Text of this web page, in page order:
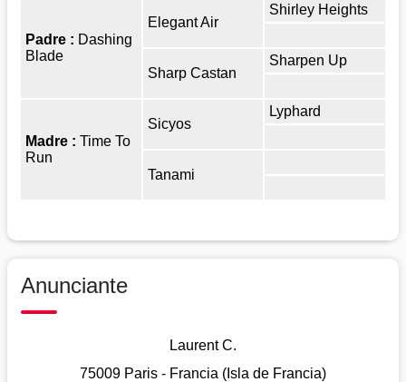
Padre : Dashing
Blade
Elegant Air
Shirley Heights
Sharp Castan
Sharpen Up
Madre : Time To
Run
Sicyos
Lyphard
Tanami
Anunciante
Laurent C.
75009 Paris - Francia (Isla de Francia)